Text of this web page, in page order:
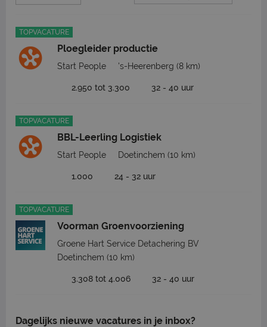
TOPVACATURE
Ploegleider productie
Start People 's-Heerenberg (8 km)
2.950 tot 3.300 32 - 40 uur
TOPVACATURE
BBL-Leerling Logistiek
Start People Doetinchem (10 km)
1.000 24 - 32 uur
TOPVACATURE
Voorman Groenvoorziening
Groene Hart Service Detachering BV
Doetinchem (10 km)
3.308 tot 4.006 32 - 40 uur
Dagelijks nieuwe vacatures in je inbox?